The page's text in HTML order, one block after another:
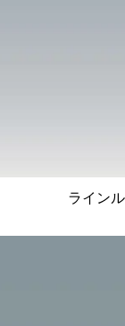
ライン